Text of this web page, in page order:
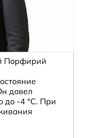
Порфирий
довел
до -4 °C. При